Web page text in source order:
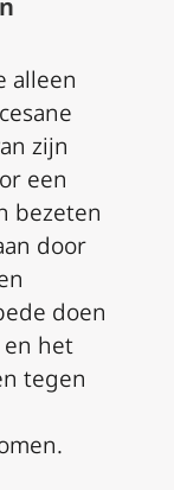
alleen
zijn
een
bezeten
door
doen
en het
tegen